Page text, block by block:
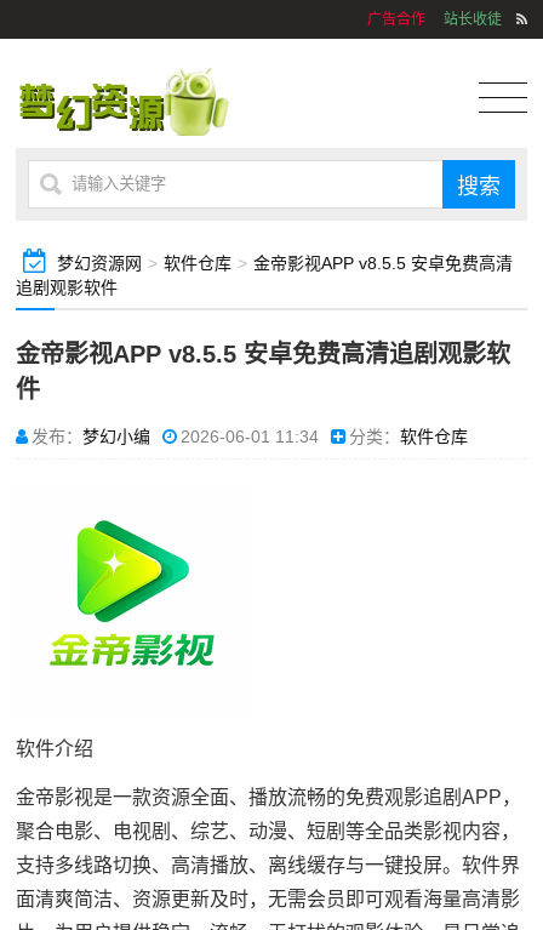
广告合作 站长收徒
梦幻资源网 > 软件仓库 > 金帝影视APP v8.5.5 安卓免费高清
追剧观影软件
金帝影视APP v8.5.5 安卓免费高清追剧观影软
件
发布：梦幻小编 2026-06-01 11:34 分类：软件仓库
软件介绍
金帝影视是一款资源全面、播放流畅的免费观影追剧APP，
聚合电影、电视剧、综艺、动漫、短剧等全品类影视内容，
支持多线路切换、高清播放、离线缓存与一键投屏。软件界
面清爽简洁、资源更新及时，无需会员即可观看海量高清影